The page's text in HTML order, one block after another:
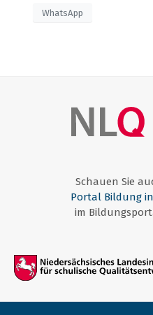
WhatsApp
Schauen Sie
Portal Bildung
im